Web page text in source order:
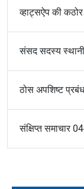
व्हाट्सऐप की
संसद सदस्य
ठोस अपशिष्ट
संक्षिप्त समाचार